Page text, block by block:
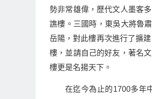
勢非常雄偉，歷代文人墨客
譙樓。三國時，東吳大將魯
岳陽，對此樓再次進行了擴
樓，並請自己的好友，著名
樓更是名揚天下。
在迄今為止的1700多年